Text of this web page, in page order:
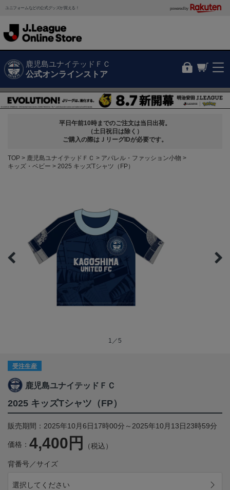
ユニフォームなどの公式グッズが買える！ powered by
鹿児島ユナイテッドＦＣ
公式オンラインストア
平日午前10時までのご注文は当日出荷。
（土日祝日は除く）
ご購入の際はＪリーグIDが必要です。
TOP 鹿児島ユナイテッドＦＣ
アパレル・ファッション小物
キッズ・ベビー
2025 キッズTシャツ（FP）
1／5
受注生産
鹿児島ユナイテッドＦＣ
2025 キッズTシャツ（FP）
販売期間：2025年10月6日17時00分～2025年10月13日23時59分
価格： 4,400円 （税込）
背番号／サイズ
選択してください